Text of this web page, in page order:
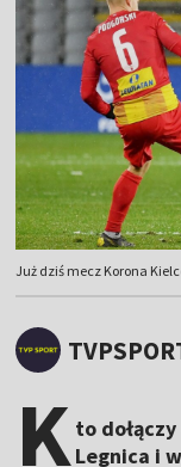
Już dziś mecz Korona
Kto
Legnica i